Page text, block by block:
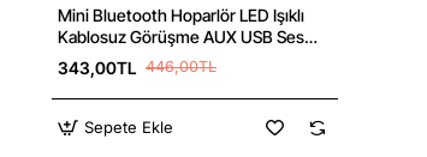
Mini Bluetooth Hoparlör LED Işıklı
Kablosuz Görüşme AUX USB Ses
Bombası
343,00TL 446,00TL
Sepete Ekle